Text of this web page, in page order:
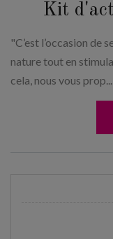
Kit
"C’est l’occasion de
nature tout en
cela, nous vous prop...